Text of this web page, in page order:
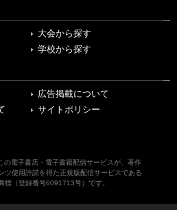
大会から探す
学校から探す
広告掲載について
サイトポリシー
の電子書店・電子書籍配信サービスが、著作
ツ使用許諾を得た正規版配信サービスである
標（登録番号6091713号）です。